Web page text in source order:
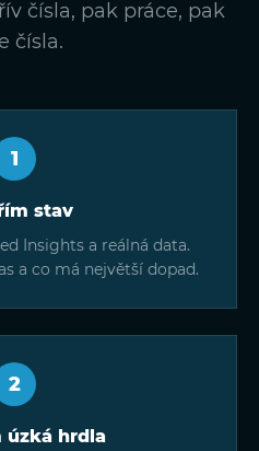
čísla, pak práce, pak
čísla.
1
stav
Insights a reálná data.
a co má největší dopad.
2
úzká hrdla